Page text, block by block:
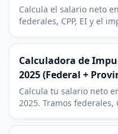
Calcula el salario neto
federales, CPP, EI y el
Calculadora de
2025 (Federal +
Calcula tu salario neto
2025. Tramos federales,
pais.